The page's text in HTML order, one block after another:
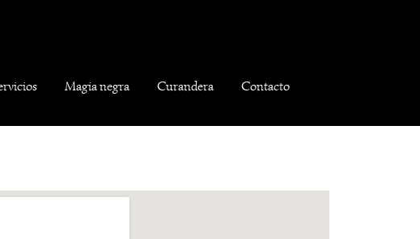
Magia negra Curandera Contacto